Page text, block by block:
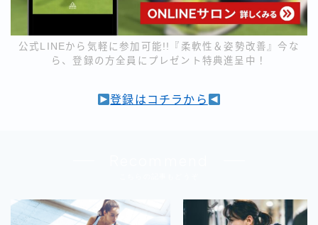
公式LINEから気軽に参加可能!!『柔軟性＆姿勢改善』今な
ら、登録の方全員にプレゼント特典進呈中！
登録はコチラから